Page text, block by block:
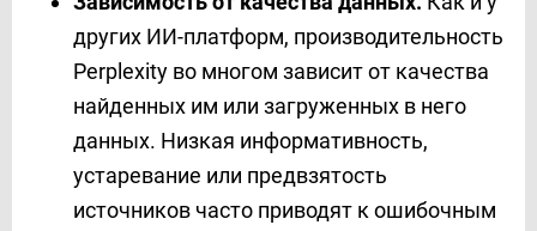
других ИИ-платформ, производительность
Perplexity во многом зависит от качества
найденных им или загруженных в него
данных. Низкая информативность,
устаревание или предвзятость
источников часто приводят к ошибочным